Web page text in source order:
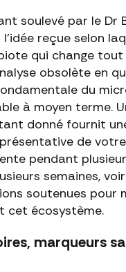
soulevé par le Dr
reçue selon
qui change tout
obsolète en
du
à moyen terme.
donné fournit
de
pendant
semaines,
soutenues pour
cet écosystème.
marqueurs